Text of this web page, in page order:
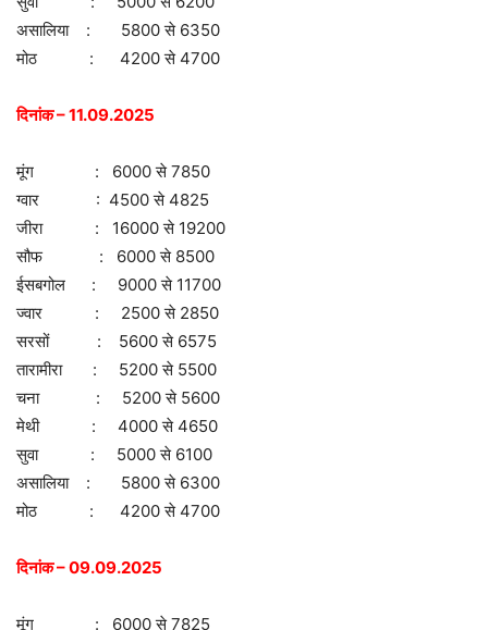
असालिया : 5800 से 6350
मोठ : 4200 से 4700
दिनांक – 11.09.2025
मूंग : 6000 से 7850
ग्वार : 4500 से 4825
जीरा : 16000 से 19200
सौफ : 6000 से 8500
ईसबगोल : 9000 से 11700
ज्वार : 2500 से 2850
सरसों : 5600 से 6575
तारामीरा : 5200 से 5500
चना : 5200 से 5600
मेथी : 4000 से 4650
सुवा : 5000 से 6100
असालिया : 5800 से 6300
मोठ : 4200 से 4700
दिनांक – 09.09.2025
मूंग : 6000 से 7825